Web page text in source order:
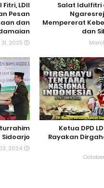
Salat Idulfitri
Mempererat
dan
LDII
Pesan
dan
2025
Ketua DPD
Rayakan
Sidoarjo
2024